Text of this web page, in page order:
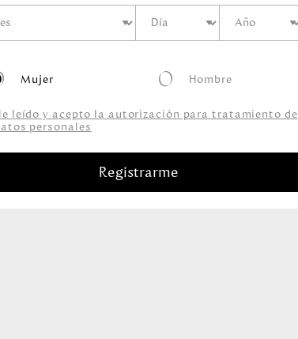
Mujer Hombre
leído y acepto la autorización para tratamiento de
personales
Registrarme